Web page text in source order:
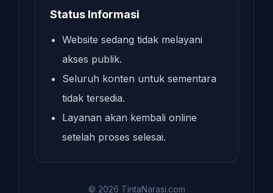
Status Informasi
Website sedang tidak melayani
akses publik.
Seluruh konten untuk sementara
tidak tersedia.
Layanan akan kembali online
setelah proses selesai.
© 2026 TintaNarasi.com